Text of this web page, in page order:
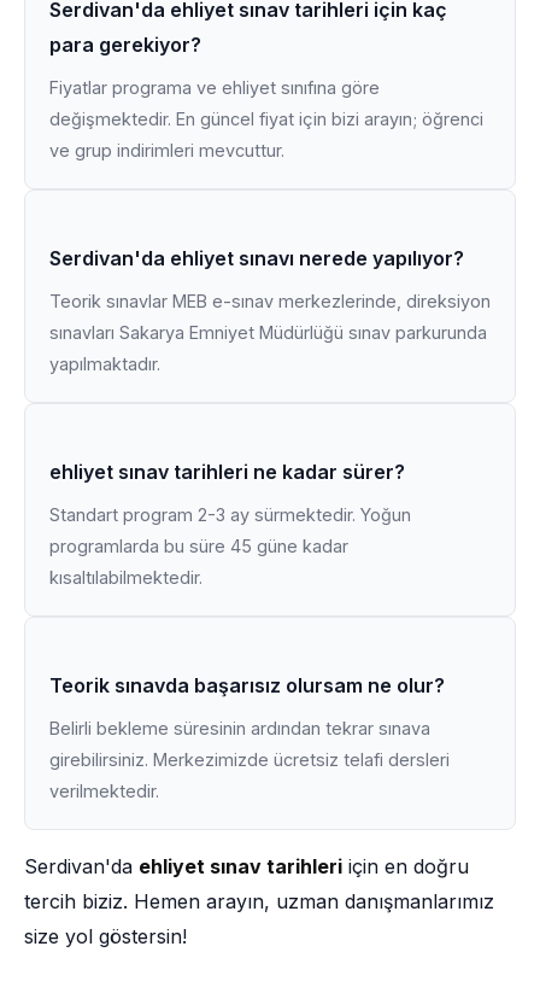
Serdivan'da ehliyet sınav tarihleri için kaç
para gerekiyor?
Fiyatlar programa ve ehliyet sınıfına göre
değişmektedir. En güncel fiyat için bizi arayın; öğrenci
ve grup indirimleri mevcuttur.
Serdivan'da ehliyet sınavı nerede yapılıyor?
Teorik sınavlar MEB e-sınav merkezlerinde, direksiyon
sınavları Sakarya Emniyet Müdürlüğü sınav parkurunda
yapılmaktadır.
ehliyet sınav tarihleri ne kadar sürer?
Standart program 2-3 ay sürmektedir. Yoğun
programlarda bu süre 45 güne kadar
kısaltılabilmektedir.
Teorik sınavda başarısız olursam ne olur?
Belirli bekleme süresinin ardından tekrar sınava
girebilirsiniz. Merkezimizde ücretsiz telafi dersleri
verilmektedir.
Serdivan'da ehliyet sınav tarihleri için en doğru
tercih biziz. Hemen arayın, uzman danışmanlarımız
size yol göstersin!